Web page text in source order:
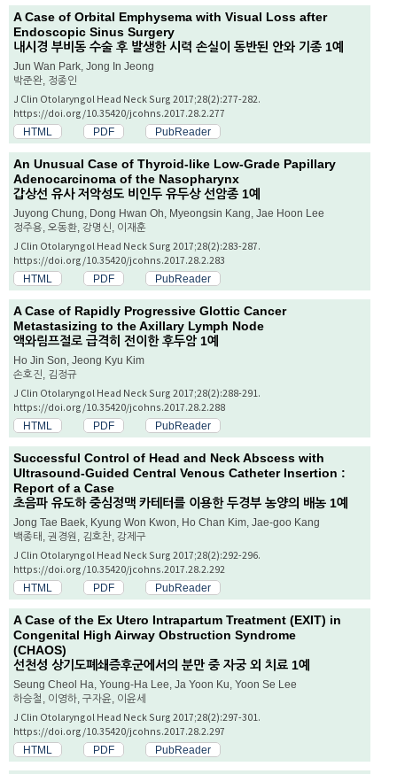
A Case of Orbital Emphysema with Visual Loss after
Endoscopic Sinus Surgery
내시경 부비동 수술 후 발생한 시력 손실이 동반된 안와 기종 1예
Jun Wan Park, Jong In Jeong
박준완, 정종인
J Clin Otolaryngol Head Neck Surg 2017;28(2):277-282.
https://doi.org/10.35420/jcohns.2017.28.2.277
HTML PDF PubReader
An Unusual Case of Thyroid-like Low-Grade Papillary
Adenocarcinoma of the Nasopharynx
갑상선 유사 저악성도 비인두 유두상 선암종 1예
Juyong Chung, Dong Hwan Oh, Myeongsin Kang, Jae Hoon Lee
정주용, 오동환, 강명신, 이재훈
J Clin Otolaryngol Head Neck Surg 2017;28(2):283-287.
https://doi.org/10.35420/jcohns.2017.28.2.283
HTML PDF PubReader
A Case of Rapidly Progressive Glottic Cancer
Metastasizing to the Axillary Lymph Node
액와림프절로 급격히 전이한 후두암 1예
Ho Jin Son, Jeong Kyu Kim
손호진, 김정규
J Clin Otolaryngol Head Neck Surg 2017;28(2):288-291.
https://doi.org/10.35420/jcohns.2017.28.2.288
HTML PDF PubReader
Successful Control of Head and Neck Abscess with
Ultrasound-Guided Central Venous Catheter Insertion :
Report of a Case
초음파 유도하 중심정맥 카테터를 이용한 두경부 농양의 배농 1예
Jong Tae Baek, Kyung Won Kwon, Ho Chan Kim, Jae-goo Kang
백종태, 권경원, 김호찬, 강제구
J Clin Otolaryngol Head Neck Surg 2017;28(2):292-296.
https://doi.org/10.35420/jcohns.2017.28.2.292
HTML PDF PubReader
A Case of the Ex Utero Intrapartum Treatment (EXIT) in
Congenital High Airway Obstruction Syndrome
(CHAOS)
선천성 상기도폐쇄증후군에서의 분만 중 자궁 외 치료 1예
Seung Cheol Ha, Young-Ha Lee, Ja Yoon Ku, Yoon Se Lee
하승철, 이영하, 구자윤, 이윤세
J Clin Otolaryngol Head Neck Surg 2017;28(2):297-301.
https://doi.org/10.35420/jcohns.2017.28.2.297
HTML PDF PubReader